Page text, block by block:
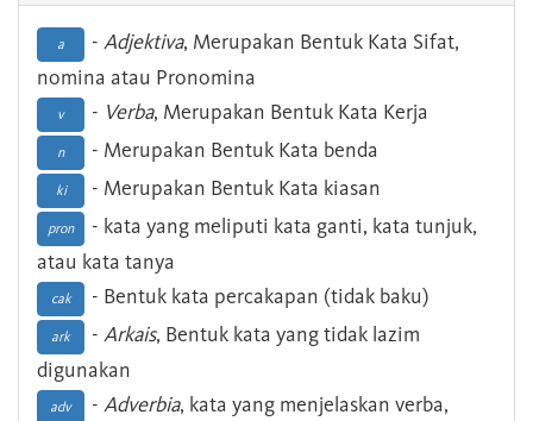
a - Adjektiva, Merupakan Bentuk Kata Sifat,
nomina atau Pronomina
v - Verba, Merupakan Bentuk Kata Kerja
n - Merupakan Bentuk Kata benda
ki - Merupakan Bentuk Kata kiasan
pron
- kata yang meliputi kata ganti, kata tunjuk,
atau kata tanya
cak - Bentuk kata percakapan (tidak baku)
ark - Arkais, Bentuk kata yang tidak lazim
digunakan
adv - Adverbia, kata yang menjelaskan verba,